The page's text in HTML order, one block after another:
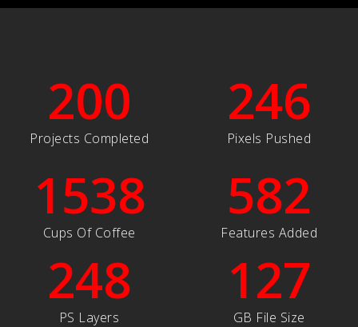
200
Projects Completed
246
Pixels Pushed
1538
Cups Of Coffee
582
Features Added
248
PS Layers
127
GB File Size